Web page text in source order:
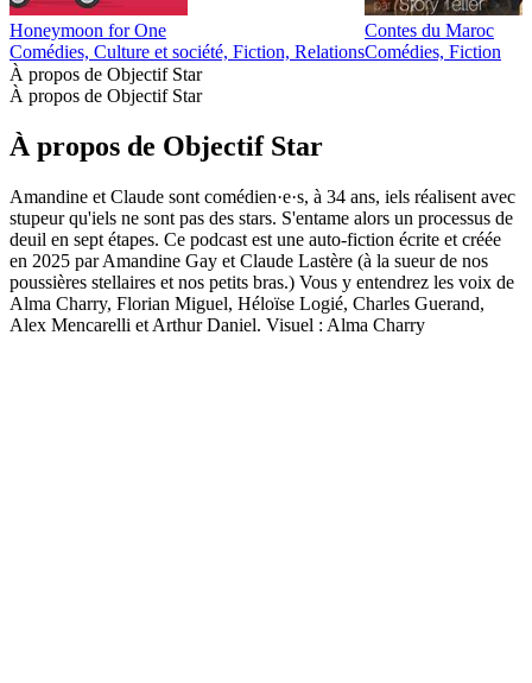
Honeymoon for One
Comédies, Culture et société, Fiction, Relations
Contes du Maroc
Comédies, Fiction
À propos de Objectif Star
À propos de Objectif Star
À propos de Objectif Star
Amandine et Claude sont comédien·e·s, à 34 ans, iels réalisent avec
stupeur qu'iels ne sont pas des stars. S'entame alors un processus de
deuil en sept étapes. Ce podcast est une auto-fiction écrite et créée
en 2025 par Amandine Gay et Claude Lastère (à la sueur de nos
poussières stellaires et nos petits bras.) Vous y entendrez les voix de
Alma Charry, Florian Miguel, Héloïse Logié, Charles Guerand,
Alex Mencarelli et Arthur Daniel. Visuel : Alma Charry